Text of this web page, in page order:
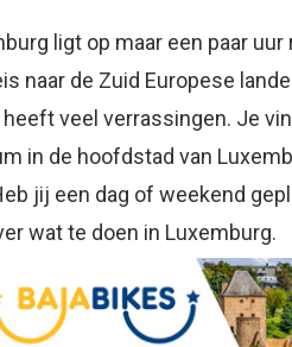
ligt op maar een paar
naar de Zuid Europese
heeft veel verrassingen. Je
in de hoofdstad van
jij een dag of weekend
wat te doen in Luxemburg.